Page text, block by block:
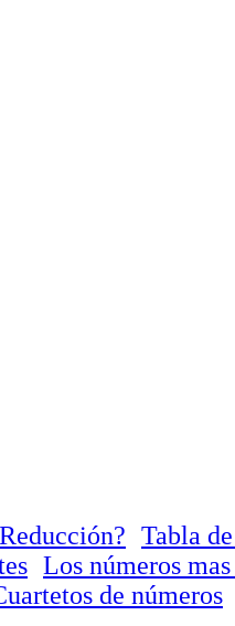
Tabla
Los números
de números